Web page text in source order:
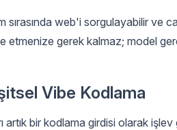
sırasında web'i sorgulayabilir ve
etmenize gerek kalmaz; model
Vibe Kodlama
artık bir kodlama girdisi olarak